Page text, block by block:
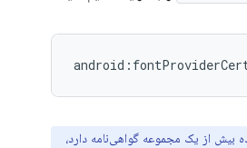
بیش از یک مجموعه گواهی‌نامه دارد،